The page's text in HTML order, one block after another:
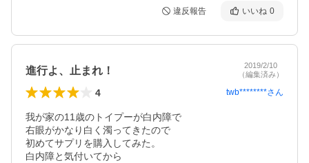
違反報告 いいね 0
進行よ、止まれ！
2019/2/10
（編集済み）
4 twb********さん
我が家の11歳のトイプーが白内障で
右眼がかなり白く濁ってきたので
初めてサプリを購入してみた。
白内障と気付いてから